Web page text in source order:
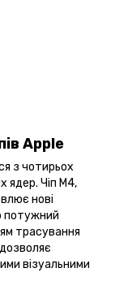
Apple
з чотирьох
ядер. Чіп M4,
нові
потужний
трасування
візуальними